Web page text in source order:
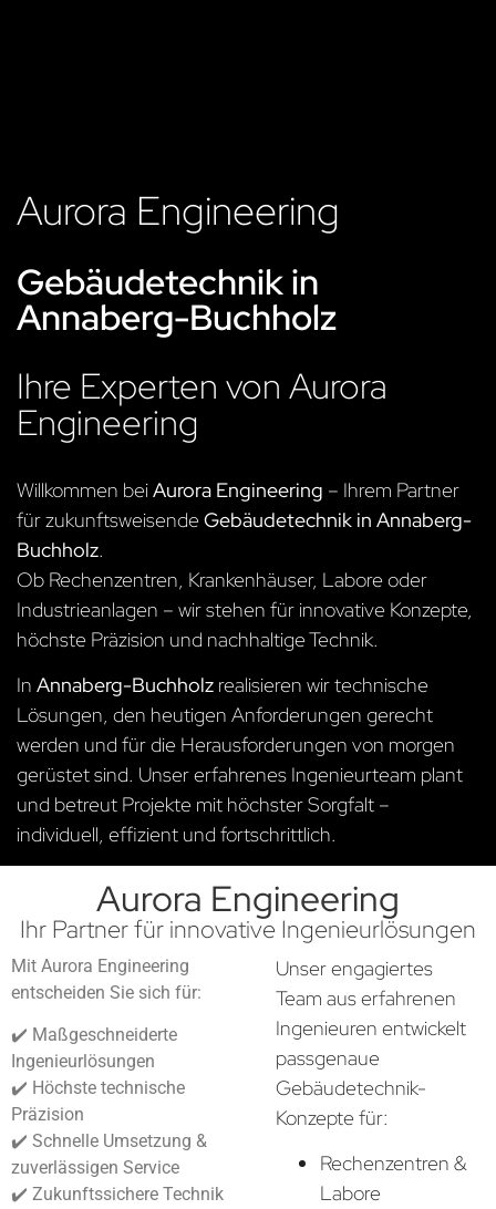
Aurora Engineering
Gebäudetechnik in
Annaberg-Buchholz
Ihre Experten von Aurora
Engineering
Willkommen beiAurora Engineering – Ihrem Partner
für zukunftsweisendeGebäudetechnik in Annaberg-
Buchholz.
Ob Rechenzentren, Krankenhäuser, Labore oder
Industrieanlagen – wir stehen für innovative Konzepte,
höchste Präzision und nachhaltige Technik.
In Annaberg-Buchholz realisieren wir technische
Lösungen, den heutigen Anforderungen gerecht
werden und für die Herausforderungen von morgen
gerüstet sind. Unser erfahrenes Ingenieurteam plant
und betreut Projekte mit höchster Sorgfalt –
individuell, effizient und fortschrittlich.
Aurora Engineering
Ihr Partner für innovative Ingenieurlösungen
Mit Aurora Engineering
entscheiden Sie sich für:
✔️ Maßgeschneiderte
Ingenieurlösungen
✔️ Höchste technische
Präzision
✔️ Schnelle Umsetzung &
zuverlässigen Service
✔️ Zukunftssichere Technik
Unser engagiertes
Team aus erfahrenen
Ingenieuren entwickelt
passgenaue
Gebäudetechnik-
Konzepte für:
Rechenzentren &
Labore